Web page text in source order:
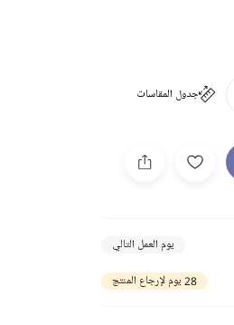
جدول المقاسات
يوم العمل التالي
28 يوم لإرجاع المنتج